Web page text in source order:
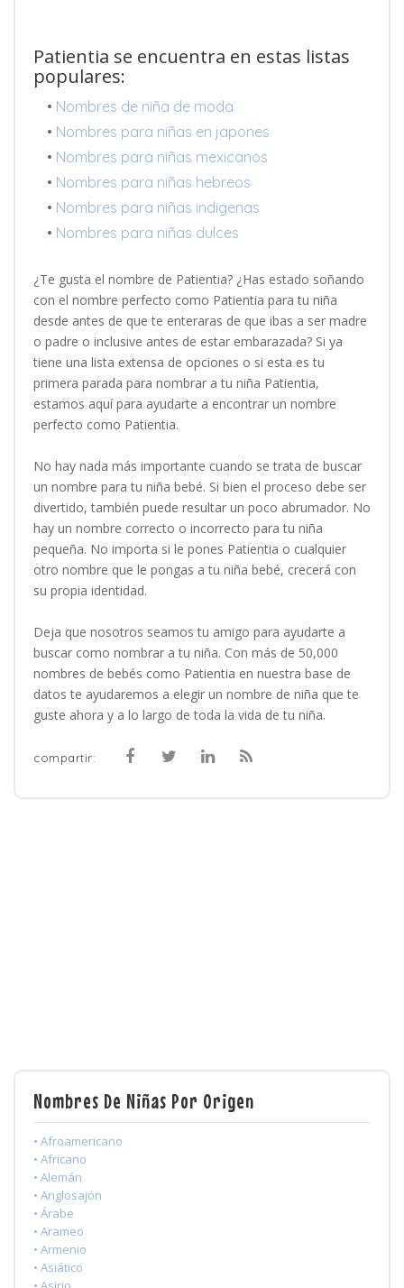
Patientia se encuentra en estas listas
populares:
• Nombres de niña de moda
• Nombres para niñas en japones
• Nombres para niñas mexicanos
• Nombres para niñas hebreos
• Nombres para niñas indigenas
• Nombres para niñas dulces
¿Te gusta el nombre de Patientia? ¿Has estado soñando
con el nombre perfecto como Patientia para tu niña
desde antes de que te enteraras de que ibas a ser madre
o padre o inclusive antes de estar embarazada? Si ya
tiene una lista extensa de opciones o si esta es tu
primera parada para nombrar a tu niña Patientia,
estamos aquí para ayudarte a encontrar un nombre
perfecto como Patientia.
No hay nada más importante cuando se trata de buscar
un nombre para tu niña bebé. Si bien el proceso debe ser
divertido, también puede resultar un poco abrumador. No
hay un nombre correcto o incorrecto para tu niña
pequeña. No importa si le pones Patientia o cualquier
otro nombre que le pongas a tu niña bebé, crecerá con
su propia identidad.
Deja que nosotros seamos tu amigo para ayudarte a
buscar como nombrar a tu niña. Con más de 50,000
nombres de bebés como Patientia en nuestra base de
datos te ayudaremos a elegir un nombre de niña que te
guste ahora y a lo largo de toda la vida de tu niña.
compartir:
Nombres De Niñas Por Origen
• Afroamericano
• Africano
• Alemán
• Anglosajón
• Árabe
• Arameo
• Armenio
• Asiático